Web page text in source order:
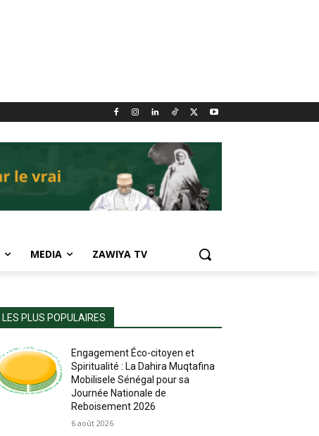
MEDIA ZAWIYA TV
LES PLUS POPULAIRES
Engagement Éco-citoyen et
Spiritualité : La Dahira Muqtafina
Mobilisele Sénégal pour sa
Journée Nationale de
Reboisement 2026
6 août 2026